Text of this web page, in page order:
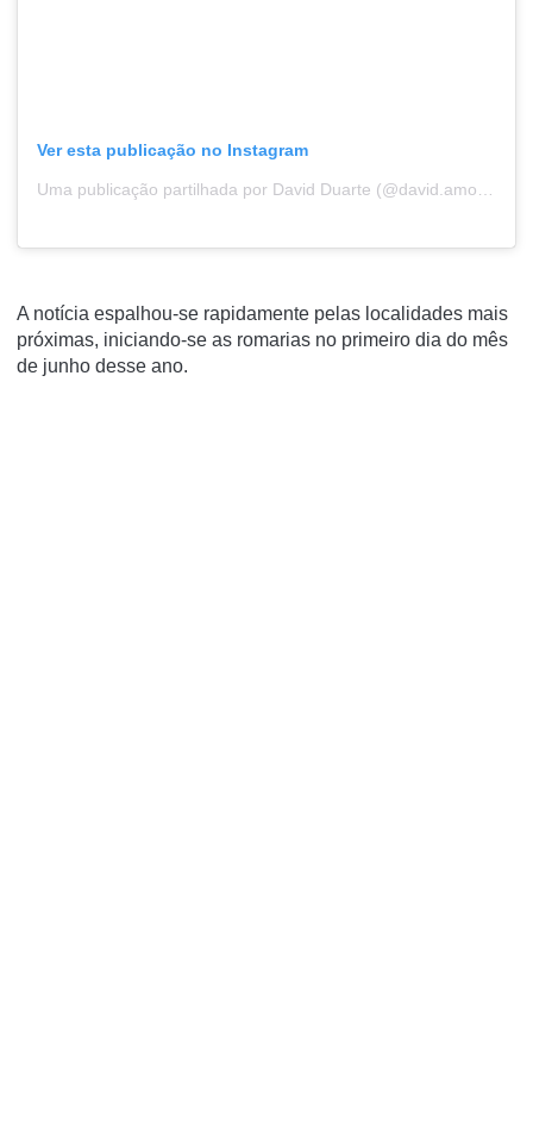
Ver esta publicação no Instagram
A notícia espalhou-se rapidamente pelas localidades mais
próximas, iniciando-se as romarias no primeiro dia do mês
de junho desse ano.